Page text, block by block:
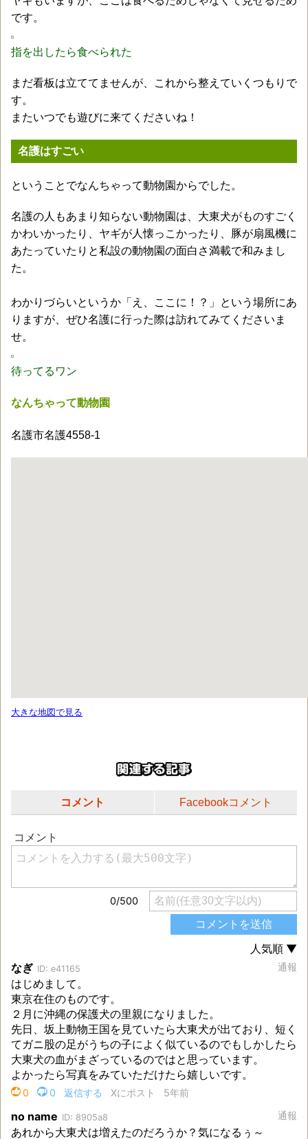
です。
指を出したら食べられた
まだ看板は立ててませんが、これから整えていくつもりで
す。
またいつでも遊びに来てくださいね！
名護はすごい
ということでなんちゃって動物園からでした。
名護の人もあまり知らない動物園は、大東犬がものすごく
かわいかったり、ヤギが人懐っこかったり、豚が扇風機に
あたっていたりと私設の動物園の面白さ満載で和みまし
た。
わかりづらいというか「え、ここに！？」という場所にあ
りますが、ぜひ名護に行った際は訪れてみてくださいま
せ。
待ってるワン
なんちゃって動物園
名護市名護4558-1
大きな地図で見る
コメント Facebookコメント